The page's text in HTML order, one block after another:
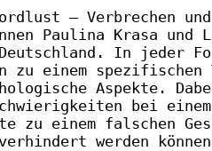
– Verbrechen
Paulina Krasa und
In jeder
zu einem spezifischen
Aspekte.
bei
zu einem falschen
werden